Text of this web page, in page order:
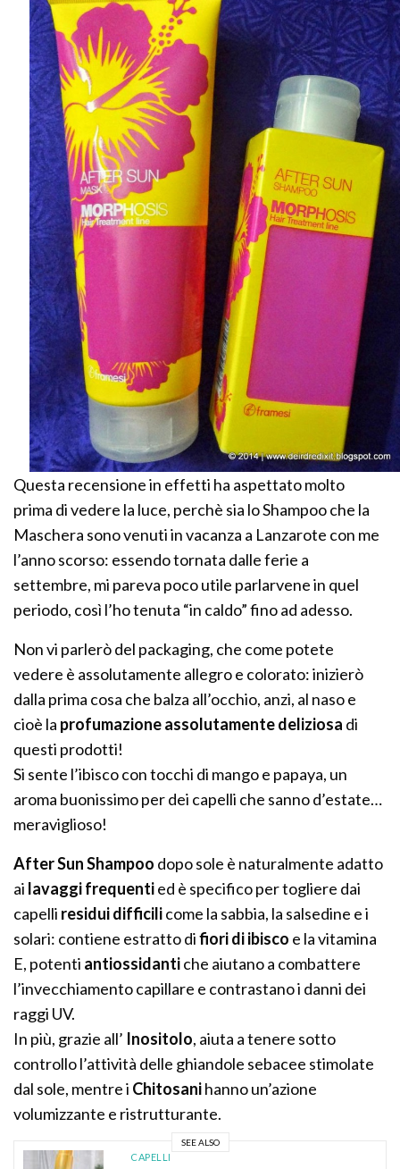
Questa recensione in effetti ha aspettato molto
prima di vedere la luce, perchè sia lo Shampoo che la
Maschera sono venuti in vacanza a Lanzarote con me
l’anno scorso: essendo tornata dalle ferie a
settembre, mi pareva poco utile parlarvene in quel
periodo, così l’ho tenuta “in caldo” fino ad adesso.
Non vi parlerò del packaging, che come potete
vedere è assolutamente allegro e colorato: inizierò
dalla prima cosa che balza all’occhio, anzi, al naso e
cioè la profumazione assolutamente deliziosa di
questi prodotti!
Si sente l’ibisco con tocchi di mango e papaya, un
aroma buonissimo per dei capelli che sanno d’estate…
meraviglioso!
After Sun Shampoo dopo sole è naturalmente adatto
ai lavaggi frequentied è specifico per togliere dai
capelli residui difficilicome la sabbia, la salsedine e i
solari: contiene estratto difiori di ibisco e la vitamina
E, potenti antiossidantiche aiutano a combattere
l’invecchiamento capillare e contrastano i danni dei
raggi UV.
In più, grazie all’ Inositolo, aiuta a tenere sotto
controllo l’attività delle ghiandole sebacee stimolate
dal sole, mentre i Chitosanihanno un’azione
volumizzante e ristrutturante.
SEE ALSO
CAPELLI